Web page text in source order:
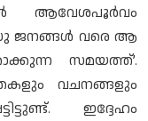
ആവേശപൂര്‍വം
ജനങ്ങള്‍ വരെ ആ
സമയത്ത്’.
വചനങ്ങളും
ഇദ്ദേഹം